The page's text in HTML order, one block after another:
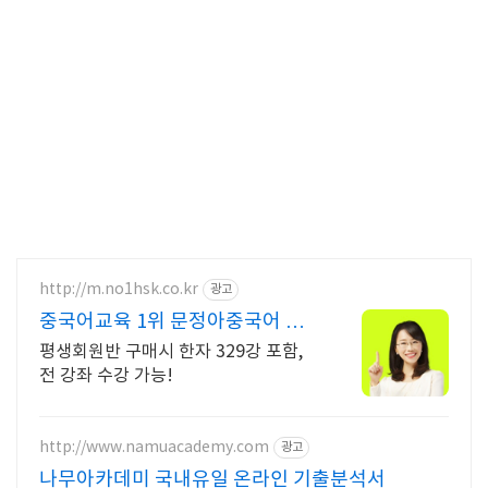
http://m.no1hsk.co.kr 광고
중국어교육 1위 문정아중국어 브
랜드파워 3년연속 대상수상
평생회원반 구매시 한자 329강 포함,
전 강좌 수강 가능!
http://www.namuacademy.com 광고
나무아카데미 국내유일 온라인 기출분석서